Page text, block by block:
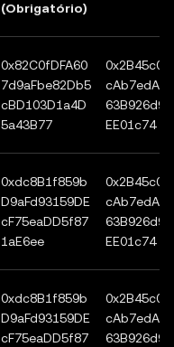
(Obrigatório)
0x82C0fDFA60
7d9aFbe82Db5
cBD103D1a4D
5a43B77
EE01c74
0xdc8B1f859b
D9aFd93159DE
cF75eaDD5f87
1aE6ee
EE01c74
0xdc8B1f859b
D9aFd93159DE
cF75eaDD5f87